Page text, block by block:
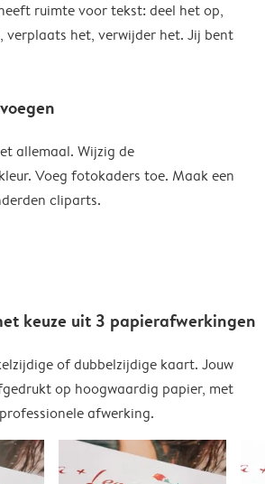
ruimte voor tekst: deel het op,
verplaats het, verwijder het. Jij bent
allemaal. Wijzig de
Voeg fotokaders toe. Maak een
cliparts.
keuze uit 3 papierafwerkingen
of dubbelzijdige kaart. Jouw
op hoogwaardig papier, met
afwerking.